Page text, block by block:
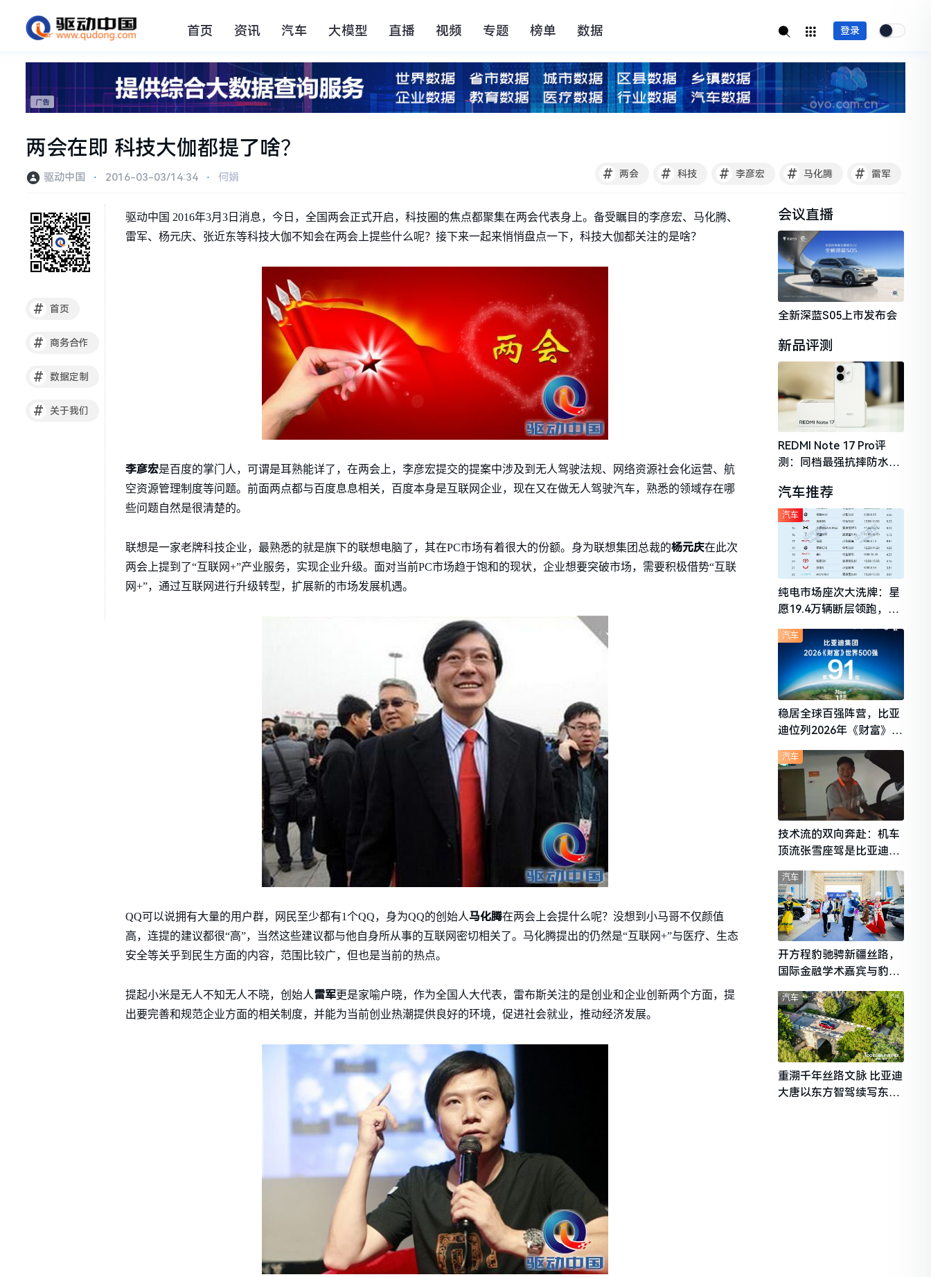
首页 资讯 汽车 大模型 直播 视频 专题 榜单 数据 登录
两会在即 科技大伽都提了啥？
# 两会 # 科技 # 李彦宏 # 马化腾 # 雷军
驱动中国 ⋅ 2016-03-03/14:34 ⋅ 何娟
# 首页
# 商务合作
# 数据定制
# 关于我们
驱动中国 2016年3月3日消息，今日，全国两会正式开启，科技圈的焦点都聚集在两会代表身上。备受瞩目的李彦宏、马化腾、
雷军、杨元庆、张近东等科技大伽不知会在两会上提些什么呢？接下来一起来悄悄盘点一下，科技大伽都关注的是啥？
李彦宏是百度的掌门人，可谓是耳熟能详了，在两会上，李彦宏提交的提案中涉及到无人驾驶法规、网络资源社会化运营、航
空资源管理制度等问题。前面两点都与百度息息相关，百度本身是互联网企业，现在又在做无人驾驶汽车，熟悉的领域存在哪
些问题自然是很清楚的。
联想是一家老牌科技企业，最熟悉的就是旗下的联想电脑了，其在PC市场有着很大的份额。身为联想集团总裁的杨元庆在此次
两会上提到了“互联网+”产业服务，实现企业升级。面对当前PC市场趋于饱和的现状，企业想要突破市场，需要积极借势“互联
网+”，通过互联网进行升级转型，扩展新的市场发展机遇。
QQ可以说拥有大量的用户群，网民至少都有1个QQ，身为QQ的创始人马化腾在两会上会提什么呢？没想到小马哥不仅颜值
高，连提的建议都很“高”，当然这些建议都与他自身所从事的互联网密切相关了。马化腾提出的仍然是“互联网+”与医疗、生态
安全等关乎到民生方面的内容，范围比较广，但也是当前的热点。
提起小米是无人不知无人不晓，创始人雷军更是家喻户晓，作为全国人大代表，雷布斯关注的是创业和企业创新两个方面，提
出要完善和规范企业方面的相关制度，并能为当前创业热潮提供良好的环境，促进社会就业，推动经济发展。
会议直播
全新深蓝S05上市发布会
新品评测
REDMI Note 17 Pro评
测：同档最强抗摔防水，
守门员
汽车推荐
纯电市场座次大洗牌：星
愿19.4万辆断层领跑，理
想i6成最强黑马
汽车
稳居全球百强阵营，比亚
迪位列2026年《财富》世
汽车
技术流的双向奔赴：机车
顶流张雪座驾是比亚迪秦
L
汽车
开方程豹驰骋新疆丝路，
国际金融学术嘉宾与豹友
共赴山海热爱
汽车
重溯千年丝路文脉 比亚迪
大唐以东方智驾续写东西
汽车